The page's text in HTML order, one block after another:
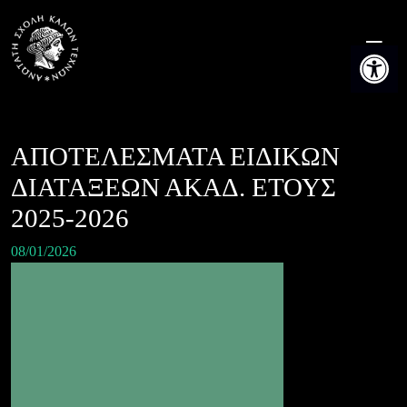
Ανοίξτε
content
ΑΠΟΤΕΛΕΣΜΑΤΑ ΕΙΔΙΚΩΝ
ΔΙΑΤΑΞΕΩΝ ΑΚΑΔ. ΕΤΟΥΣ
2025-2026
08/01/2026